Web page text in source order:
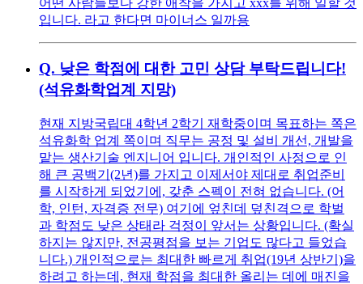
입니다. 라고 한다면 마이너스 일까용
Q. 낮은 학점에 대한 고민 상담 부탁드립니다!
(석유화학업계 지망)
현재 지방국립대 4학년 2학기 재학중이며 목표하는 쪽은
석유화학 업계 쪽이며 직무는 공정 및 설비 개선, 개발을
맡는 생산기술 엔지니어 입니다. 개인적인 사정으로 인
해 큰 공백기(2년)를 가지고 이제서야 제대로 취업준비
를 시작하게 되었기에, 갖춘 스펙이 전혀 없습니다. (어
학, 인턴, 자격증 전무) 여기에 엎친데 덮친격으로 학벌
과 학점도 낮은 상태라 걱정이 앞서는 상황입니다. (확실
하지는 않지만, 전공평점을 보는 기업도 많다고 들었습
니다.) 개인적으로는 최대한 빠르게 취업(19년 상반기)을
하려고 하는데, 현재 학점을 최대한 올리는 데에 매진을